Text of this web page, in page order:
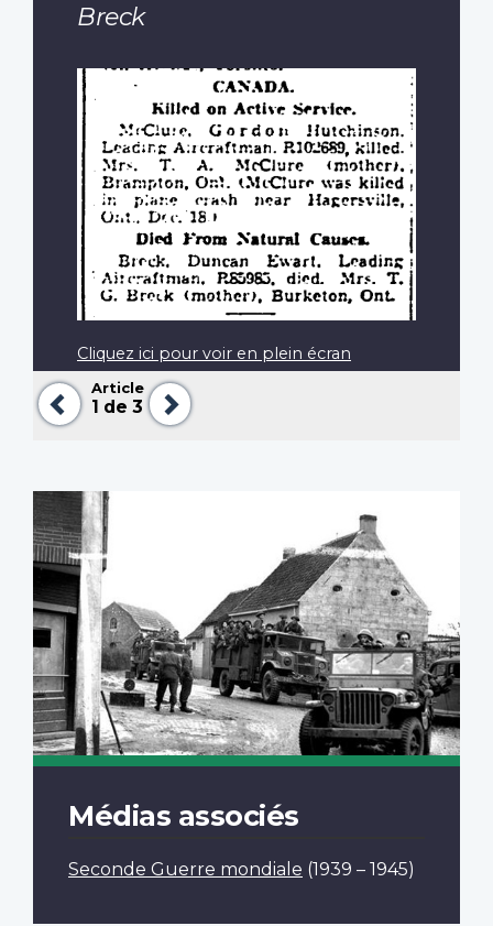
Précédent
Article
1 de 3
Suivant
Breck
Cliquez ici pour voir en plein écran
Médias associés
Seconde Guerre mondiale (1939 – 1945)